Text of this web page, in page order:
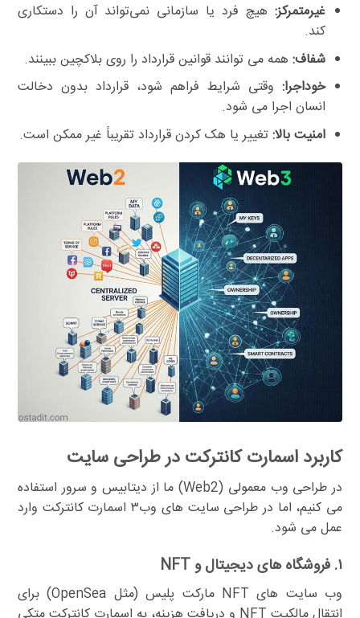
غیرمتمرکز:هیچ فرد یا سازمانی نمی‌تواند آن را دستکاری
کند.
شفاف:همه می توانند قوانین قرارداد را روی بلاکچین ببینند.
خوداجرا:وقتی شرایط فراهم شود، قرارداد بدون دخالت
انسان اجرا می شود.
امنیت بالا:تغییر یا هک کردن قرارداد تقریباً غیر ممکن است.
کاربرد اسمارت کانترکت در طراحی سایت
در طراحی وب معمولی (Web2) ما از دیتابیس و سرور استفاده
می کنیم، اما در طراحی سایت های وب۳ اسمارت کانترکت وارد
عمل می شود.
۱. فروشگاه های دیجیتال و NFT
وب سایت های NFT مارکت پلیس (مثل OpenSea) برای